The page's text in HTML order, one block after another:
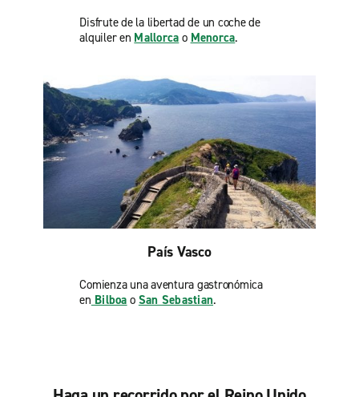
Disfrute de la libertad de un coche de
alquiler en Mallorca o Menorca.
País Vasco
Comienza una aventura gastronómica
en Bilboa o San Sebastian.